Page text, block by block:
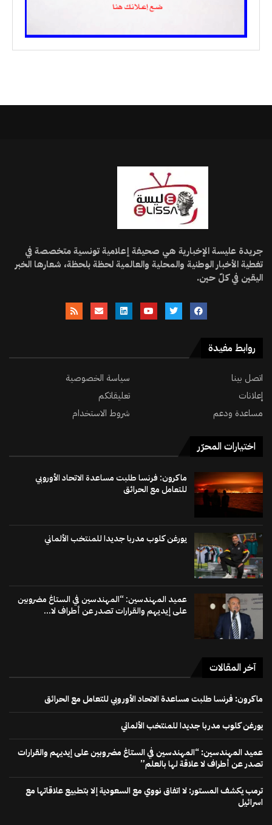
جريدة عليسة الإخبارية هي صحيفة إعلامية تونسية متخصصة في
تغطية الأخبار الوطنية والمحلية والعالمية لحظة بلحظة، شعارها الخبر
اليقين في كلّ حين.
روابط مفيدة
اتصل بينا
سياسة الخصوصية
إعلانات
تعليقاتكم
مساعدة ودعم
شروط الاستخدام
اختيارات المحرّر
ماكرون: فرنسا طلبت مساعدة الاتحاد الأوروبي
للتعامل مع الحرائق
يورغن كلوب مدربا جديدا للمنتخب الألماني
عميد المهندسين: “المهندسين في الستاغ مضروبين
على إيديهم والقرارات تصدر عن أطراف لا...
آخر المقالات
ماكرون: فرنسا طلبت مساعدة الاتحاد الأوروبي للتعامل مع الحرائق
يورغن كلوب مدربا جديدا للمنتخب الألماني
عميد المهندسين: “المهندسين في الستاغ مضروبين على إيديهم والقرارات
تصدر عن أطراف لا علاقة لها بالعلم”
ترمب يكشف المستور: لا اتفاق نووي مع السعودية إلا بتطبيع علاقاتها مع
اسرائيل